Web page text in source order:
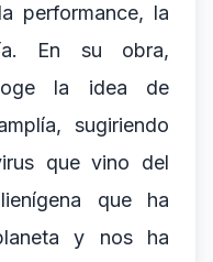
performance, la
En su obra,
la idea de
sugiriendo
que vino del
que ha
y nos ha